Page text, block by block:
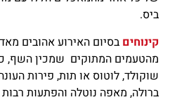
בסיום האירוע אהובים מאד
המתוקים שמכין השף, כמו
לוטוס או תות, פירות העונה,
מאפה נוטלה והפתעות רבות